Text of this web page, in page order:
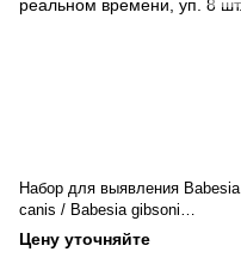
Набор для выявления Babesia
canis / Babesia gibsoni
методом ПЦР в реальном
времени, уп. 8 шт.
Цену уточняйте